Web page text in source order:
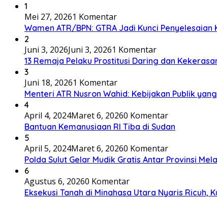
1
Mei 27, 20261 Komentar
Wamen ATR/BPN: GTRA Jadi Kunci
2
Juni 3, 2026Juni 3, 20261 Komentar
13 Remaja Pelaku Prostitusi Daring dan
3
Juni 18, 20261 Komentar
Menteri ATR Nusron Wahid: Kebijakan Publik
4
April 4, 2024Maret 6, 20260 Komentar
Bantuan Kemanusiaan RI Tiba di Sudan
5
April 5, 2024Maret 6, 20260 Komentar
Polda Sulut Gelar Mudik Gratis Antar Provinsi
6
Agustus 6, 20260 Komentar
Eksekusi Tanah di Minahasa Utara Nyaris Ricuh,